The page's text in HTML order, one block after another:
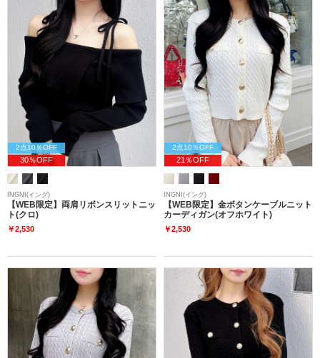
2点10％OFF
30％OFF
INGNI(イング)
【WEB限定】両肩リボンスリットニッ
ト(クロ)
￥2,530
2点10％OFF
21％OFF
INGNI(イング)
【WEB限定】金ボタンケーブルニット
カーディガン(オフホワイト)
￥2,530